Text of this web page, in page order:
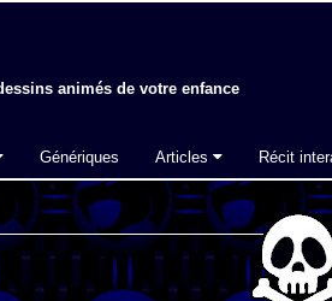
animés de votre enfance
Génériques Articles Récit